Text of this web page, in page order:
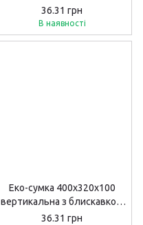
"фази мiсяцю".
36.31 грн
В наявності
Еко-сумка 400х320х100
вертикальна з блискавкою
"мережево ".
36.31 грн